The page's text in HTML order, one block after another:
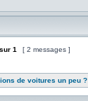
sur 1 [ 2 messages ]
de voitures un peu ?